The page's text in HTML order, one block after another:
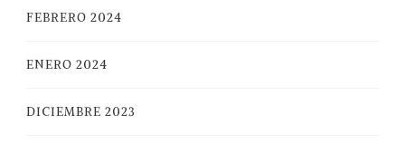
FEBRERO 2024
ENERO 2024
DICIEMBRE 2023